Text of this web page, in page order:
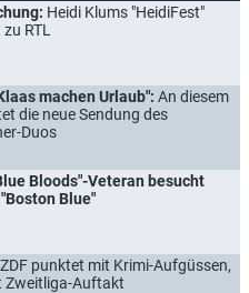
Heidi Klums "HeidiFest"
RTL
machen Urlaub": An diesem
die neue Sendung des
Duos
Bloods"-Veteran besucht
Blue"
ZDF punktet mit Krimi-Aufgüssen,
Zweitliga-Auftakt